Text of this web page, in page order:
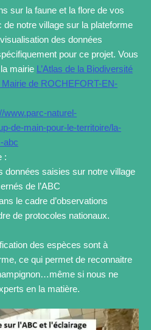
sur la faune et la flore de vos
de notre village sur la plateforme
des données
pour ce projet. Vous
mairie L’Atlas de la Biodiversité
de ROCHEFORT-EN-
www.parc-naturel-
de-main-pour-le-territoire/la-
abc
:
données saisies sur notre village
de l’ABC
le cadre d’observations
de protocoles nationaux.
des espèces sont à
ce qui permet de reconnaitre
si nous ne
en la matière.